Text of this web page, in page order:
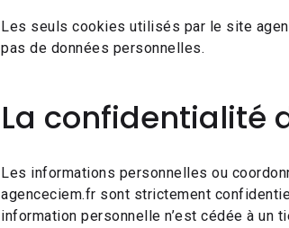
Les seuls cookies utilisés par le site
pas de données personnelles.
La confidentialité
Les informations personnelles ou
agenceciem.fr sont strictement
information personnelle n’est cédée à un